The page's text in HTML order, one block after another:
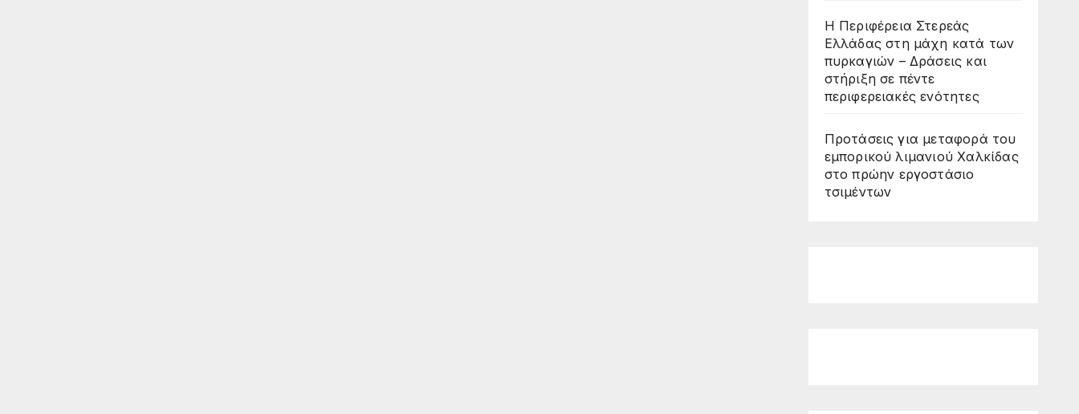
Η Περιφέρεια Στερεάς
Ελλάδας στη μάχη κατά των
πυρκαγιών – Δράσεις και
στήριξη σε πέντε
περιφερειακές ενότητες
Προτάσεις για μεταφορά του
εμπορικού λιμανιού Χαλκίδας
στο πρώην εργοστάσιο
τσιμέντων